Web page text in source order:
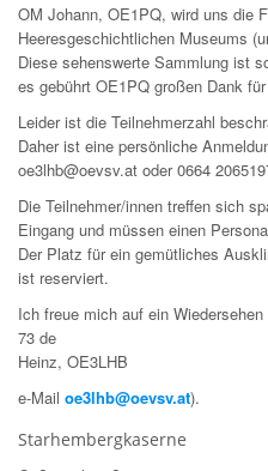
OM Johann, OE1PQ, wird uns die
Heeresgeschichtlichen Museums
Diese sehenswerte Sammlung ist
es gebührt OE1PQ großen Dank
Leider ist die Teilnehmerzahl
Daher ist eine persönliche
oe3lhb@oevsv.at oder 0664
Die Teilnehmer/innen treffen sich
Eingang und müssen einen
Der Platz für ein gemütliches
ist reserviert.
Ich freue mich auf ein Wiedersehen
73 de
Heinz, OE3LHB
e-Mail oe3lhb@oevsv.at).
Starhembergkaserne